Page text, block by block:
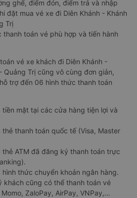
ghế, điểm đón, điểm trả và nhập
đặt mua vé xe đi Diên Khánh - Khánh
Trị
thanh toán vé phù hợp và tiến hành
vé xe khách đi Diên Khánh -
Quảng Trị cũng vô cùng đơn giản,
hỗ trợ đến 06 hình thức thanh toán
mặt tại các cửa hàng tiện lợi và
thanh toán quốc tế (Visa, Master
thẻ ATM đã đăng ký thanh toán trực
thức chuyển khoản ngân hàng.
khách cũng có thể thanh toán vé
ZaloPay, AirPay, VNPay,…